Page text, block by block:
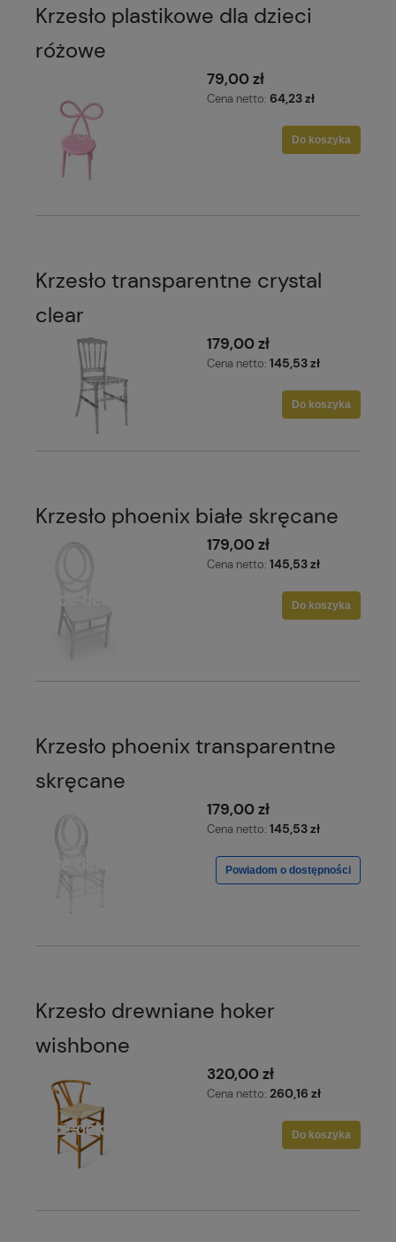
Krzesło plastikowe dla dzieci
różowe
79,00 zł
Cena netto: 64,23 zł
Do koszyka
Krzesło transparentne crystal
clear
179,00 zł
Cena netto: 145,53 zł
Do koszyka
Krzesło phoenix białe skręcane
179,00 zł
Cena netto: 145,53 zł
Do koszyka
Krzesło phoenix transparentne
skręcane
179,00 zł
Cena netto: 145,53 zł
Powiadom o dostępności
Krzesło drewniane hoker
wishbone
320,00 zł
Cena netto: 260,16 zł
Do koszyka